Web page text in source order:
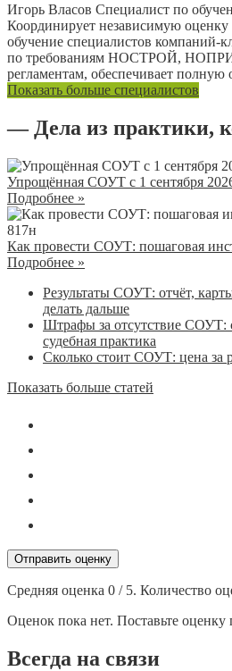
Игорь Власов Специалист по
Координирует независимую
обучение специалистов компаний-
по требованиям НОСТРОЙ,
регламентам, обеспечивает полную
Показать больше специалистов
— Дела из практики,
Упрощённая СОУТ с 1 сентября
Подробнее »
Как провести СОУТ: пошаговая
Подробнее »
Результаты СОУТ: отчёт,
делать дальше
Штрафы за отсутствие СОУТ:
судебная практика
Сколько стоит СОУТ: цена за
Показать больше статей
Отправить оценку
Средняя оценка 0 / 5. Количество
Оценок пока нет. Поставьте оценку
Всегда на связи